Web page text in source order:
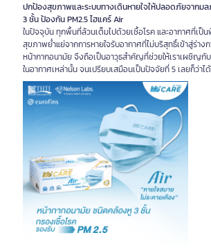
ปกป้องสุขภาพและระบบทางเดินหายใจให้ปลอดภัยจากม
3 ชั้น ป้องกัน PM2.5 ไฮแคร์ Air
ในปัจจุบัน ทุกพื้นที่ล้วนเต็มไปด้วยเชื้อโรค และอากาศที่เป็
สุขภาพย่ำแย่จากการหายใจรับอากาศที่ไม่บริสุทธิ์เข้าสู่ร่าง
หน้ากากอนามัย จึงถือเป็นอาวุธสำคัญที่ช่วยให้เราเผชิญ
ในอากาศเหล่านั้น จนเปรียบเสมือนเป็นปัจจัยที่ 5 เลยก็ว่าได้